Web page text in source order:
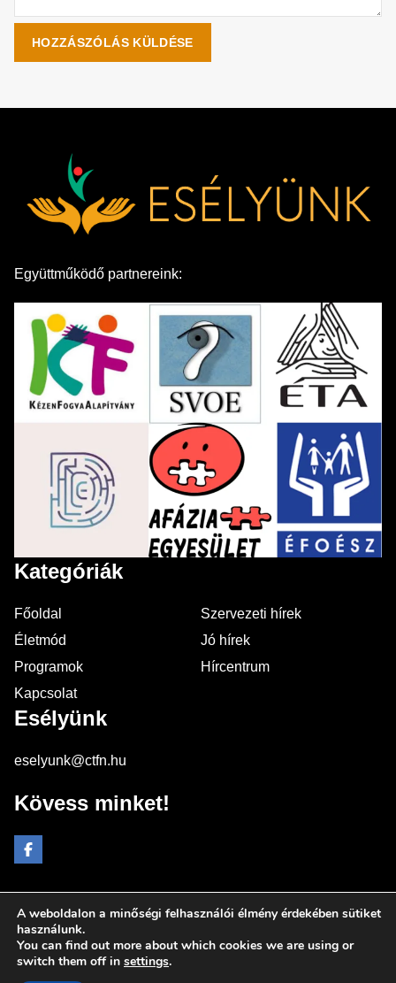
Együttműködő partnereink:
Kategóriák
Főoldal
Szervezeti hírek
Életmód
Jó hírek
Programok
Hírcentrum
Kapcsolat
Esélyünk
eselyunk@ctfn.hu
Kövess minket!
Copyright © 2024 eselyunk.hu. Minden jog fenntartva.
Általános Szerződési Feltételek
Adatkezelési Nyilatkozat
A weboldalon a minőségi felhasználói élmény érdekében sütiket
használunk.
You can find out more about which cookies we are using or
switch them off in settings.